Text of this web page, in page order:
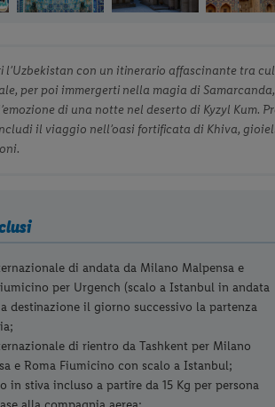
l’Uzbekistan con un itinerario affascinante tra
per poi immergerti nella magia di
di una notte nel deserto di Kyzyl Kum.
il viaggio nell’oasi fortificata di Khiva,
di andata da Milano Malpensa e
per Urgench (scalo a Istanbul in andata
destinazione il giorno successivo la partenza
di rientro da Tashkent per Milano
e Roma Fiumicino con scalo a Istanbul;
in stiva incluso a partire da 15 Kg per persona